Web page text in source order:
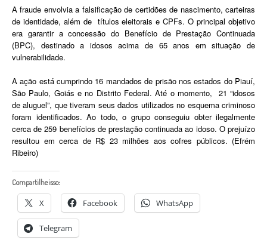
A fraude envolvia a falsificação de certidões de nascimento, carteiras
de identidade, além de títulos eleitorais e CPFs. O principal objetivo
era garantir a concessão do Benefício de Prestação Continuada
(BPC), destinado a idosos acima de 65 anos em situação de
vulnerabilidade.
A ação está cumprindo 16 mandados de prisão nos estados do Piauí,
São Paulo, Goiás e no Distrito Federal. Até o momento, 21 “idosos
de aluguel”, que tiveram seus dados utilizados no esquema criminoso
foram identificados. Ao todo, o grupo conseguiu obter ilegalmente
cerca de 259 benefícios de prestação continuada ao idoso. O prejuízo
resultou em cerca de R$ 23 milhões aos cofres públicos. (Efrém
Ribeiro)
Compartilhe isso:
X Facebook WhatsApp
Telegram